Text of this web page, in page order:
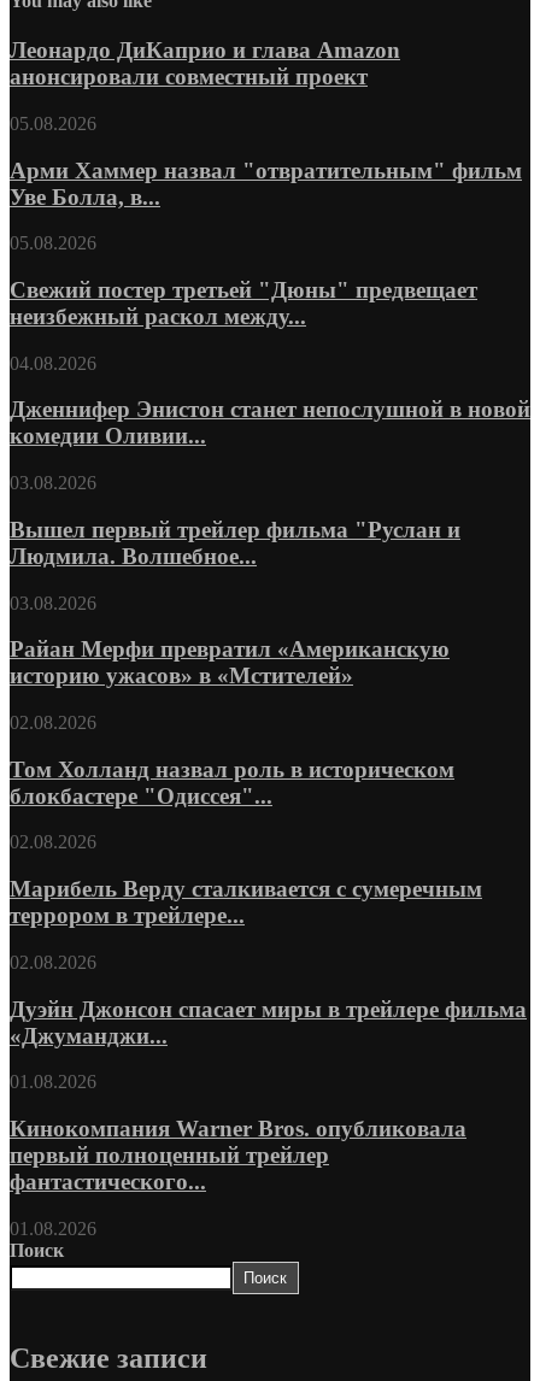
Леонардо ДиКаприо и глава Amazon
анонсировали совместный проект
05.08.2026
Арми Хаммер назвал "отвратительным" фильм
Уве Болла, в...
05.08.2026
Свежий постер третьей "Дюны" предвещает
неизбежный раскол между...
04.08.2026
Дженнифер Энистон станет непослушной в новой
комедии Оливии...
03.08.2026
Вышел первый трейлер фильма "Руслан и
Людмила. Волшебное...
03.08.2026
Райан Мерфи превратил «Американскую
историю ужасов» в «Мстителей»
02.08.2026
Том Холланд назвал роль в историческом
блокбастере "Одиссея"...
02.08.2026
Марибель Верду сталкивается с сумеречным
террором в трейлере...
02.08.2026
Дуэйн Джонсон спасает миры в трейлере фильма
«Джуманджи...
01.08.2026
Кинокомпания Warner Bros. опубликовала
первый полноценный трейлер
фантастического...
01.08.2026
Поиск
Поиск
Свежие записи